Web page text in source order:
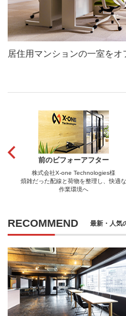
居住用マンションの一室をオ
前のビフォーアフター
株式会社X-one Technologies様
煩雑だった配線と荷物を整理し、快適な
作業環境へ
RECOMMEND 最新・人気